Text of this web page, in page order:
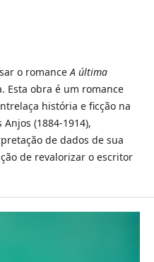
o romanceA última
Esta obra é um romance
história e ficção na
(1884-1914),
de dados de sua
de revalorizar o escritor